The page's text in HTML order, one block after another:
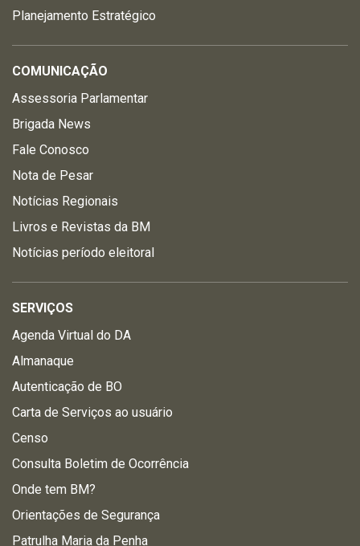
Planejamento Estratégico
COMUNICAÇÃO
Assessoria Parlamentar
Brigada News
Fale Conosco
Nota de Pesar
Notícias Regionais
Livros e Revistas da BM
Notícias período eleitoral
SERVIÇOS
Agenda Virtual do DA
Almanaque
Autenticação de BO
Carta de Serviços ao usuário
Censo
Consulta Boletim de Ocorrência
Onde tem BM?
Orientações de Segurança
Patrulha Maria da Penha